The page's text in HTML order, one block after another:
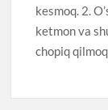
kesmoq. 2.
ketmon va
chopiq qilmoq.